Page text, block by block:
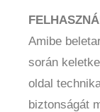
Amibe
során
oldal
biztonságát